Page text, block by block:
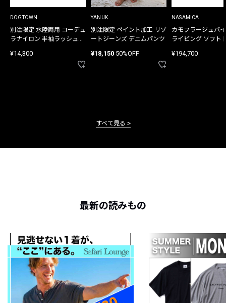
DOGTOWN
別注限定 水陸両用 コーデュ
ラナイロン 半袖ラッシュガ
¥14,300
YANUK
別注限定 ペイント加工 リゾ
ートジーンズ デニムパンツ
¥18,150 50%OFF
NASAMICA
カモフラージュパ
ライビング ソフト
¥194,700
すべて見る
最新の読みもの